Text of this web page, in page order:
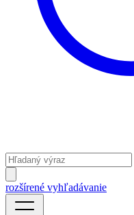
rozšírené vyhľadávanie